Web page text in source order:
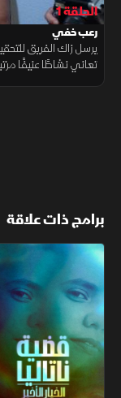
الحلقة 1
رعب خفي
يرسل زاك الفريق
تعاني نشاطًا عنيفًا
برامج ذات علاقة
قضية ناتاليا.. الخيار